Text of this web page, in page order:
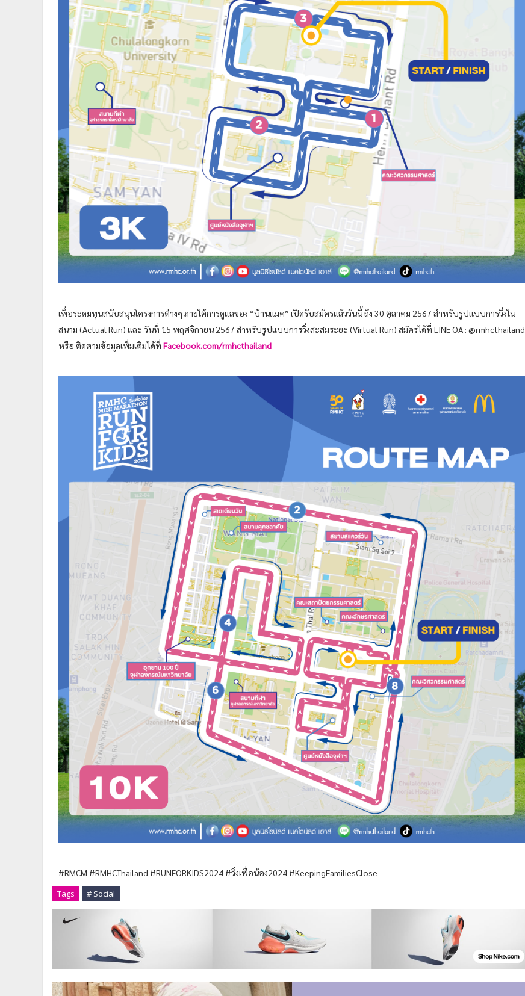
เพื่อระดมทุนสนับสนุนโครงการต่างๆ ภายใต้การดูแลของ “บ้านแมค” เปิดรับสมัครแล้ววันนี้ ถึง 30 ตุลาคม 2567 สำหรับรูปแบบการวิ่งใน
สนาม (Actual Run) และ วันที่ 15 พฤศจิกายน 2567 สำหรับรูปแบบการวิ่งสะสมระยะ (Virtual Run) สมัครได้ที่ LINE OA : @rmhcthailand
หรือ ติดตามข้อมูลเพิ่มเติมได้ที่ Facebook.com/rmhcthailand
#RMCM #RMHCThailand #RUNFORKIDS2024 #วิ่งเพื่อน้อง2024 #KeepingFamiliesClose
Tags
# Social